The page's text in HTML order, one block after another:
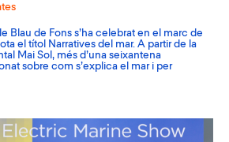
Blau de Fons s’ha celebrat en el marc de
el títol Narratives del mar. A partir de la
Mai Sol, més d’una seixantena
sobre com s’explica el mar i per